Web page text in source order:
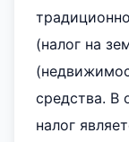
(налог на
средства. В
налог